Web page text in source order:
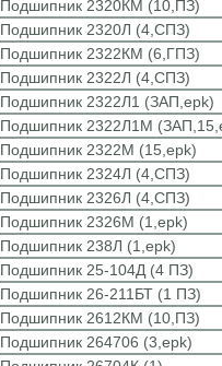
Подшипник 2320КМ (10,ПЗ)
Подшипник 2320Л (4,СПЗ)
Подшипник 2322КМ (6,ГПЗ)
Подшипник 2322Л (4,СПЗ)
Подшипник 2322Л1 (ЗАП,epk)
Подшипник 2322Л1М
Подшипник 2322М (15,epk)
Подшипник 2324Л (4,СПЗ)
Подшипник 2326Л (4,СПЗ)
Подшипник 2326М (1,epk)
Подшипник 238Л (1,epk)
Подшипник 25-104Д (4 ПЗ)
Подшипник 26-211БТ (1 ПЗ)
Подшипник 2612КМ (10,ПЗ)
Подшипник 264706 (3,epk)